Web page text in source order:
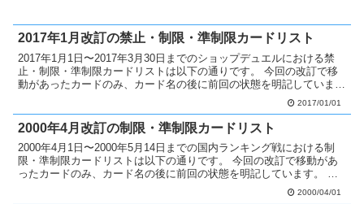
2017年1月改訂の禁止・制限・準制限カードリスト
2017年1月1日〜2017年3月30日までのショップデュエルにおける禁
止・制限・準制限カードリストは以下の通りです。 今回の改訂で移
動があったカードのみ、カード名の後に前回の状態を明記していま
2017/01/01
2000年4月改訂の制限・準制限カードリスト
2000年4月1日〜2000年5月14日までの国内ランキング戦における制
限・準制限カードリストは以下の通りです。 今回の改訂で移動があ
ったカードのみ、カード名の後に前回の状態を明記しています。 制
2000/04/01